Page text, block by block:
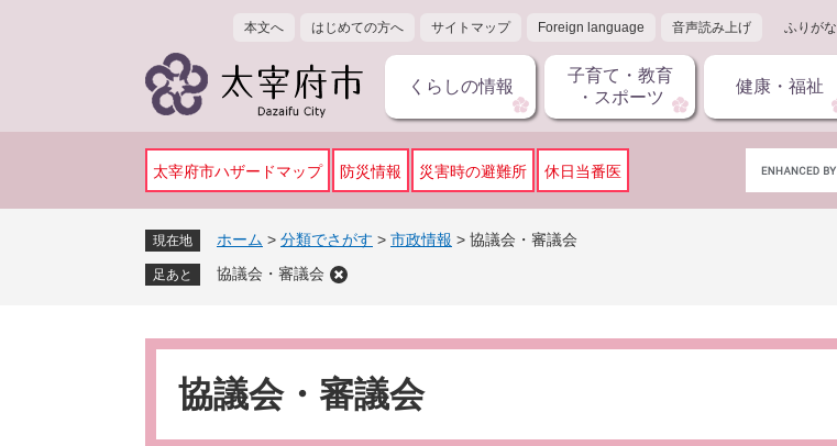
本文へ はじめての方へ サイトマップ Foreign language 音声読み上げ ふりがな
くらしの情報
子育て・教育
・スポーツ
健康・福祉
太宰府市ハザードマップ 防災情報 災害時の避難所 休日当番医
G
o
タ
現在地 ホーム > 分類でさがす > 市政情報 > 協議会・審議会
足あと 協議会・審議会
本
協議会・審議会